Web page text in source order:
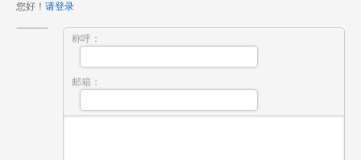
您好！ 请登录
称呼：
邮箱：